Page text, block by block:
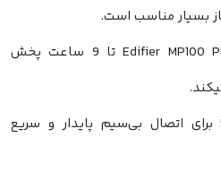
است.
باتری قدرتمند اسپیکر Edifier MP100 Plus تا 9 ساعت پخش
5.3 برای اتصال بی‌سیم پایدار و سریع